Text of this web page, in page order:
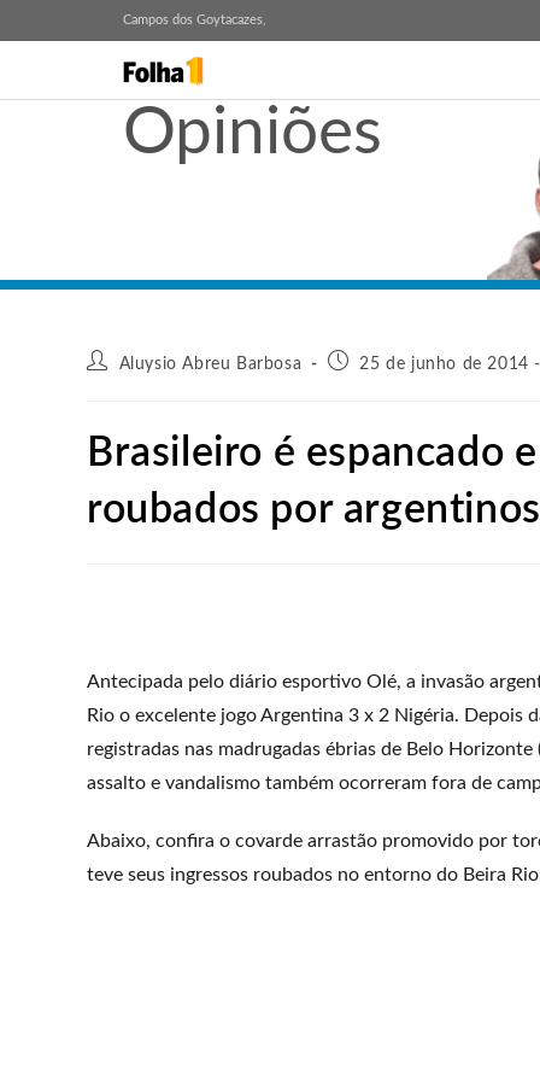
Campos dos Goytacazes,
Opiniões
Aluysio Abreu Barbosa 25 de junho de 2014
Brasileiro é espancado
roubados por
Antecipada pelo diário esportivo Olé, a invasão
Rio o excelente jogo Argentina 3 x 2 Nigéria. Depois
registradas nas madrugadas ébrias de Belo Horizonte
assalto e vandalismo também ocorreram fora de
Abaixo, confira o covarde arrastão promovido por
teve seus ingressos roubados no entorno do Beira